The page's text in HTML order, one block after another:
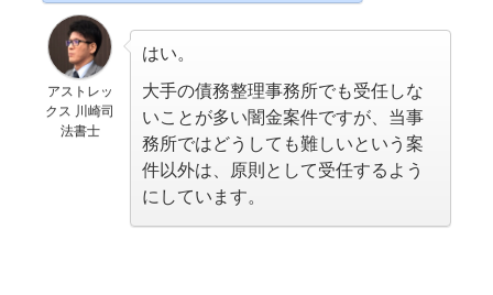
アストレッ
クス 川崎司
法書士
はい。
大手の債務整理事務所でも受任しな
いことが多い闇金案件ですが、当事
務所ではどうしても難しいという案
件以外は、原則として受任するよう
にしています。